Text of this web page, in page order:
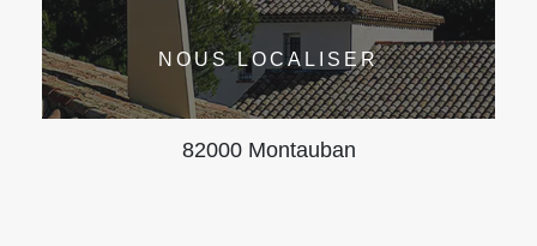
NOUS LOCALISER
82000 Montauban